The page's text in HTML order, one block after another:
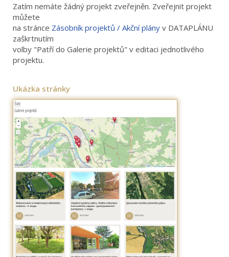
Zatím nemáte žádný projekt zveřejněn. Zveřejnit projekt
můžete
na stránce Zásobník projektů / Akční plány v DATAPLÁNU
zaškrtnutím
volby "Patří do Galerie projektů" v editaci jednotlivého
projektu.
Ukázka stránky